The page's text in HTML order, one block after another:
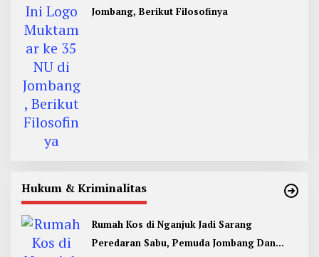
Jombang, Berikut Filosofinya
Hukum & Kriminalitas
Rumah Kos di Nganjuk Jadi Sarang
Peredaran Sabu, Pemuda Jombang Dan